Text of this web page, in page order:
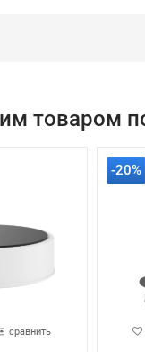
товаром
сравнить
-20%